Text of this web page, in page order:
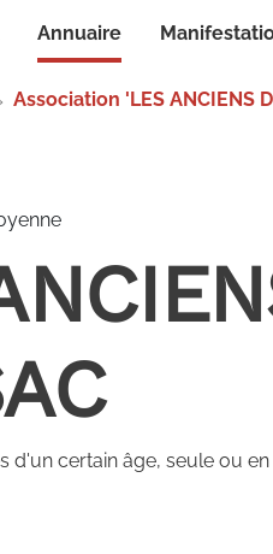
Annuaire
Association 'LES ANCIENS
d'un certain âge, seule ou